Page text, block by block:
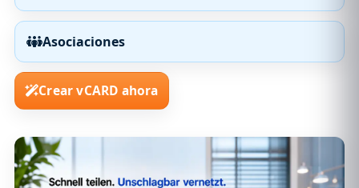
Asociaciones
Crear vCARD ahora